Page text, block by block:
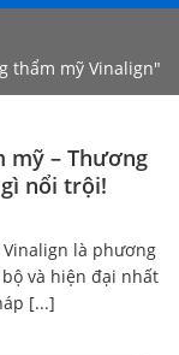
thẩm mỹ Vinalign"
mỹ – Thương
nổi trội!
là phương
và hiện đại nhất
[...]